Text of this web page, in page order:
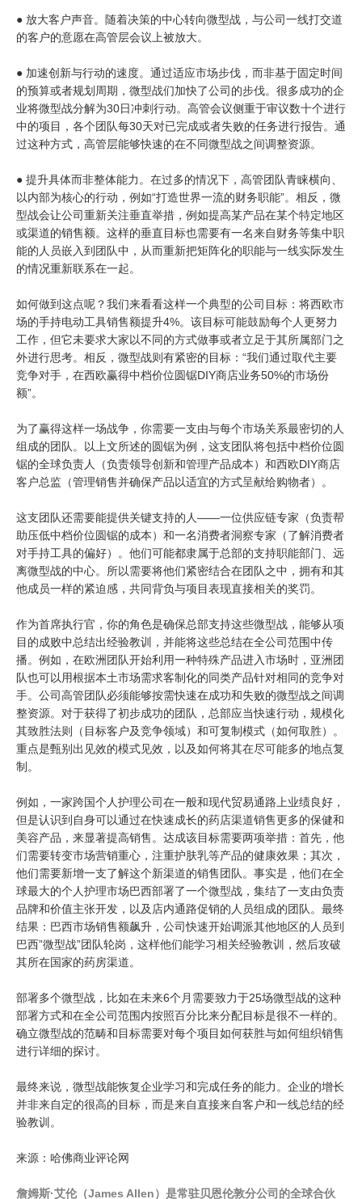
● 放大客户声音。随着决策的中心转向微型战，与公司一线打交道
的客户的意愿在高管层会议上被放大。
● 加速创新与行动的速度。通过适应市场步伐，而非基于固定时间
的预算或者规划周期，微型战们加快了公司的步伐。很多成功的企
业将微型战分解为30日冲刺行动。高管会议侧重于审议数十个进行
中的项目，各个团队每30天对已完成或者失败的任务进行报告。通
过这种方式，高管层能够快速的在不同微型战之间调整资源。
● 提升具体而非整体能力。在过多的情况下，高管团队青睐横向、
以内部为核心的行动，例如“打造世界一流的财务职能”。相反，微
型战会让公司重新关注垂直举措，例如提高某产品在某个特定地区
或渠道的销售额。这样的垂直目标也需要有一名来自财务等集中职
能的人员嵌入到团队中，从而重新把矩阵化的职能与一线实际发生
的情况重新联系在一起。
如何做到这点呢？我们来看看这样一个典型的公司目标：将西欧市
场的手持电动工具销售额提升4%。该目标可能鼓励每个人更努力
工作，但它未要求大家以不同的方式做事或者立足于其所属部门之
外进行思考。相反，微型战则有紧密的目标：“我们通过取代主要
竞争对手，在西欧赢得中档价位圆锯DIY商店业务50%的市场份
额”。
为了赢得这样一场战争，你需要一支由与每个市场关系最密切的人
组成的团队。以上文所述的圆锯为例，这支团队将包括中档价位圆
锯的全球负责人（负责领导创新和管理产品成本）和西欧DIY商店
客户总监（管理销售并确保产品以适宜的方式呈献给购物者）。
这支团队还需要能提供关键支持的人——一位供应链专家（负责帮
助压低中档价位圆锯的成本）和一名消费者洞察专家（了解消费者
对手持工具的偏好）。他们可能都隶属于总部的支持职能部门、远
离微型战的中心。所以需要将他们紧密结合在团队之中，拥有和其
他成员一样的紧迫感，共同背负与项目表现直接相关的奖罚。
作为首席执行官，你的角色是确保总部支持这些微型战，能够从项
目的成败中总结出经验教训，并能将这些总结在全公司范围中传
播。例如，在欧洲团队开始利用一种特殊产品进入市场时，亚洲团
队也可以用根据本土市场需求客制化的同类产品针对相同的竞争对
手。公司高管团队必须能够按需快速在成功和失败的微型战之间调
整资源。对于获得了初步成功的团队，总部应当快速行动，规模化
其致胜法则（目标客户及竞争领域）和可复制模式（如何取胜）。
重点是甄别出见效的模式见效，以及如何将其在尽可能多的地点复
制。
例如，一家跨国个人护理公司在一般和现代贸易通路上业绩良好，
但是认识到自身可以通过在快速成长的药店渠道销售更多的保健和
美容产品，来显著提高销售。达成该目标需要两项举措：首先，他
们需要转变市场营销重心，注重护肤乳等产品的健康效果；其次，
他们需要新增一支了解这个新渠道的销售团队。事实是，他们在全
球最大的个人护理市场巴西部署了一个微型战，集结了一支由负责
品牌和价值主张开发，以及店内通路促销的人员组成的团队。最终
结果：巴西市场销售额飙升，公司快速开始调派其他地区的人员到
巴西”微型战”团队轮岗，这样他们能学习相关经验教训，然后攻破
其所在国家的药房渠道。
部署多个微型战，比如在未来6个月需要致力于25场微型战的这种
部署方式和在全公司范围内按照百分比来分配目标是很不一样的。
确立微型战的范畴和目标需要对每个项目如何获胜与如何组织销售
进行详细的探讨。
最终来说，微型战能恢复企业学习和完成任务的能力。企业的增长
并非来自定的很高的目标，而是来自直接来自客户和一线总结的经
验教训。
来源：哈佛商业评论网
詹姆斯·艾伦（James Allen）是常驻贝恩伦敦分公司的全球合伙